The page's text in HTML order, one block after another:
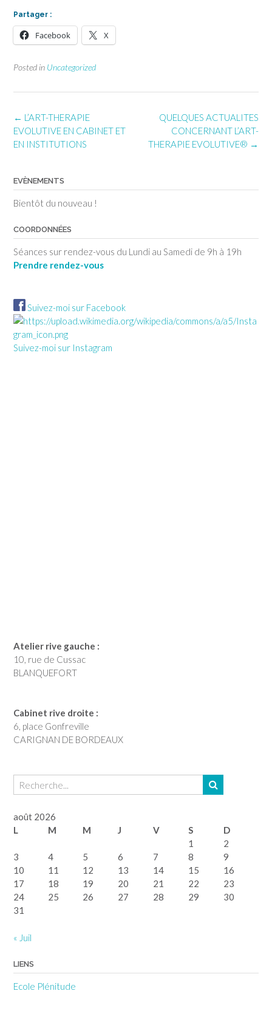
Partager :
Facebook X
Posted in Uncategorized
Post
navigation
QUELQUES ACTUALITES
CONCERNANT L’ART-
THERAPIE EVOLUTIVE® →
← L’ART-THERAPIE
EVOLUTIVE EN CABINET ET
EN INSTITUTIONS
EVÈNEMENTS
Bientôt du nouveau !
COORDONNÉES
Séances sur rendez-vous du Lundi au Samedi de 9h à 19h
Prendre rendez-vous
Suivez-moi sur Facebook
Suivez-moi sur Instagram
Atelier rive gauche :
10, rue de Cussac
BLANQUEFORT
Cabinet rive droite :
6, place Gonfreville
CARIGNAN DE BORDEAUX
août 2026
L
M M J V S
D
1
2
3
4 5 6 7 8
9
10
11 12 13 14 15
16
17
18 19 20 21 22
23
24
25 26 27 28 29
30
31
« Juil
LIENS
Ecole Plénitude